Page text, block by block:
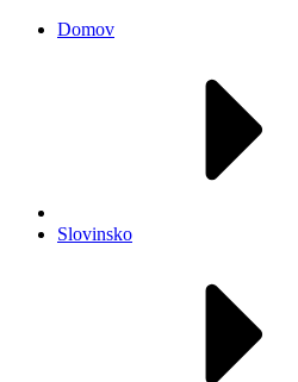
Domov
Slovinsko